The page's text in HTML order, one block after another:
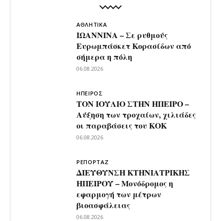
ΑΘΛΗΤΙΚΑ
ΙΩΑΝΝΙΝΑ – Σε ρυθμούς
Ευρωμπάσκετ Κορασίδων από
σήμερα η πόλη
06.08.2026
ΗΠΕΙΡΟΣ
ΤΟΝ ΙΟΥΛΙΟ ΣΤΗΝ ΗΠΕΙΡΟ –
Αύξηση των τροχαίων, χιλιάδες
οι παραβάσεις του ΚΟΚ
06.08.2026
ΡΕΠΟΡΤΑΖ
ΔΙΕΥΘΥΝΣΗ ΚΤΗΝΙΑΤΡΙΚΗΣ
ΗΠΕΙΡΟΥ – Μονόδρομος η
εφαρμογή των μέτρων
βιοασφάλειας
06.08.2026